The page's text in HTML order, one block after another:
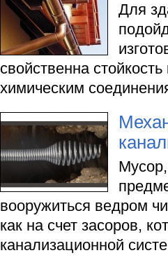
Для
свойственна
химическим
вооружиться ведром
как на счет засоров,
канализационной